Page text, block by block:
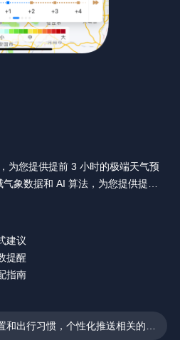
为您提供提前 3 小时的极端天气预
象数据和 AI 算法，为您提供提前 3
建议
提醒
指南
和出行习惯，个性化推送相关的天